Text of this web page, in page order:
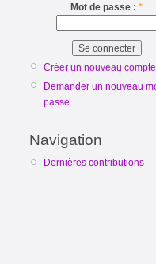
Mot de passe : *
Créer un nouveau compte
Demander un nouveau
passe
Navigation
Dernières contributions